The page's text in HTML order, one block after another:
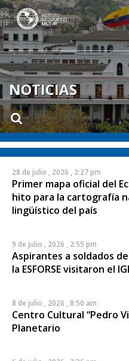
NOTICIAS
28 de julio , 2026 , 2:27 pm
Primer mapa oficial del
hito para la cartografía
lingüístico del país
9 de julio , 2026 , 2:55 pm
Aspirantes a soldados
la ESFORSE visitaron el
8 de julio , 2026 , 8:50 am
Centro Cultural “Pedro
Planetario